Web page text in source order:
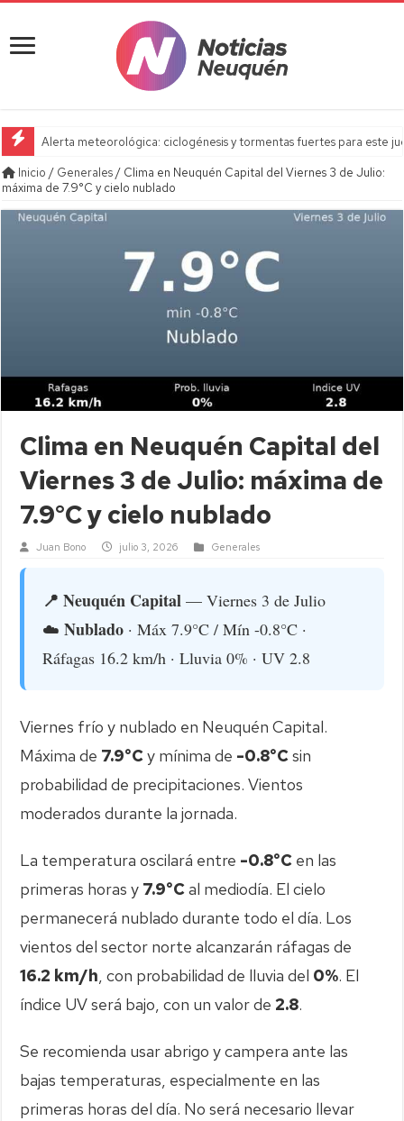
Alerta meteorológica: ciclogénesis y tormentas fuertes para este
Inicio / Generales/ Clima en Neuquén Capital del Viernes 3 de Julio:
máxima de 7.9°C y cielo nublado
Clima en Neuquén Capital del
Viernes 3 de Julio: máxima de
7.9°C y cielo nublado
Juan Bono julio 3, 2026 Generales
📍 Neuquén Capital — Viernes 3 de Julio
☁️Nublado · Máx 7.9°C / Mín -0.8°C ·
Ráfagas 16.2 km/h · Lluvia 0% · UV 2.8
Viernes frío y nublado en Neuquén Capital.
Máxima de 7.9°Cy mínima de -0.8°Csin
probabilidad de precipitaciones. Vientos
moderados durante la jornada.
La temperatura oscilará entre -0.8°C en las
primeras horas y 7.9°Cal mediodía. El cielo
permanecerá nublado durante todo el día. Los
vientos del sector norte alcanzarán ráfagas de
16.2 km/h, con probabilidad de lluvia del 0%. El
índice UV será bajo, con un valor de2.8.
Se recomienda usar abrigo y campera ante las
bajas temperaturas, especialmente en las
primeras horas del día. No será necesario llevar